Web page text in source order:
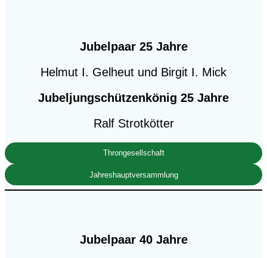
Jubelpaar 25 Jahre
Helmut I. Gelheut und Birgit I. Mick
Jubeljungschützenkönig 25 Jahre
Ralf Strotkötter
Throngesellschaft
Jahreshauptversammlung
Jubelpaar 40 Jahre